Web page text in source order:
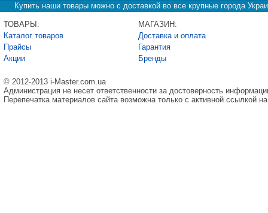
Купить наши товары можно с доставкой во все крупные города
ТОВАРЫ:
Каталог товаров
Прайсы
Акции
МАГАЗИН:
Доставка и оплата
Гарантия
Бренды
© 2012-2013 i-Master.com.ua
Администрация не несет ответственности за достоверность
Перепечатка материалов сайта возможна только с активной ссылкой